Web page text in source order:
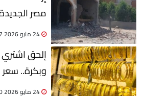
مصر
24 مايو 2026 11:37 م
إلحق
وبكرة.. سعر
21 يسجل 6825 جنيهًا
24 مايو 2026 10:30 م